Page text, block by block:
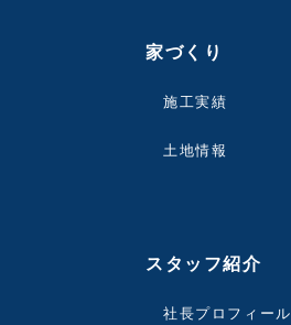
家づくり
施工実績
土地情報
スタッフ紹介
社長プロフィール